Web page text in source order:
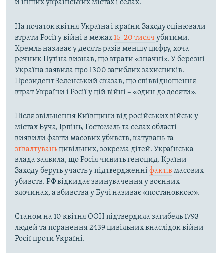
й інших українських містах і селах.
На початок квітня Україна і країни Заходу оцінювали
втрати Росії у війні в межах 15-20 тисяч убитими.
Кремль називає у десять разів меншу цифру, хоча
речник Путіна визнав, що втрати «значні». У березні
Україна заявила про 1300 загиблих захисників.
Президент Зеленський сказав, що співвідношення
втрат України і Росії у цій війні – «один до десяти».
Після звільнення Київщини від російських військ у
містах Буча, Ірпінь, Гостомель та селах області
виявили факти масових убивств, катувань та
зґвалтуваньцивільних, зокрема дітей. Українська
влада заявила, що Росія чинить геноцид. Країни
Заходу беруть участь у підтвердженні фактів масових
убивств. РФ відкидає звинувачення у воєнних
злочинах, а вбивства у Бучі називає «постановкою».
Станом на 10 квітня ООН підтвердила загибель 1793
людей та поранення 2439 цивільних внаслідок війни
Росії проти Україні.